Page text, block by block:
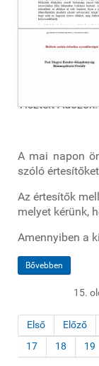
Adó
Tisztelt Adózók!
A mai napon
szóló
Az értesítők
melyet kérünk,
Amennyiben a
Bővebben
15.
Első Előző
17
18 19